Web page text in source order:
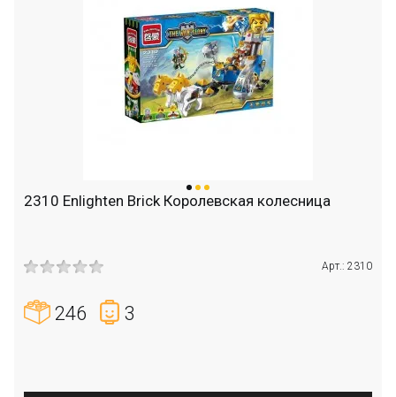
2310 Enlighten Brick Королевская колесница
Арт.: 2310
246 3